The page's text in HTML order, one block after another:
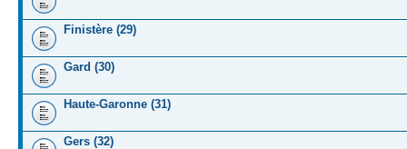
Finistère (29)
Gard (30)
Haute-Garonne (31)
Gers (32)